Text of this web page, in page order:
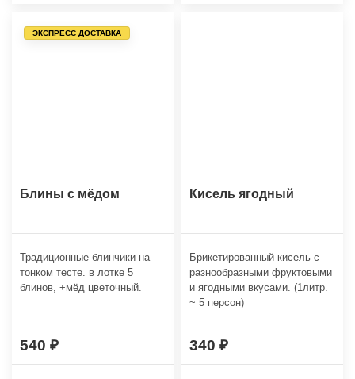
ЭКСПРЕСС ДОСТАВКА
Блины с мёдом
Традиционные блинчики на
тонком тесте. в лотке 5
блинов, +мёд цветочный.
540
Кисель ягодный
Брикетированный кисель с
разнообразными фруктовыми
и ягодными вкусами. (1литр.
~ 5 персон)
340